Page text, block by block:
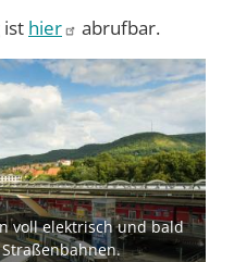
ist hier
abrufbar.
voll elektrisch und bald